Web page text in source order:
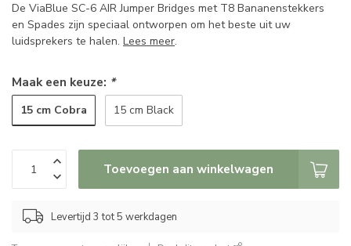
De ViaBlue SC-6 AIR Jumper Bridges met T8 Bananenstekkers
en Spades zijn speciaal ontworpen om het beste uit uw
luidsprekers te halen. Lees meer.
Maak een keuze: *
15 cm Cobra 15 cm Black
Toevoegen aan winkelwagen
Levertijd 3 tot 5 werkdagen